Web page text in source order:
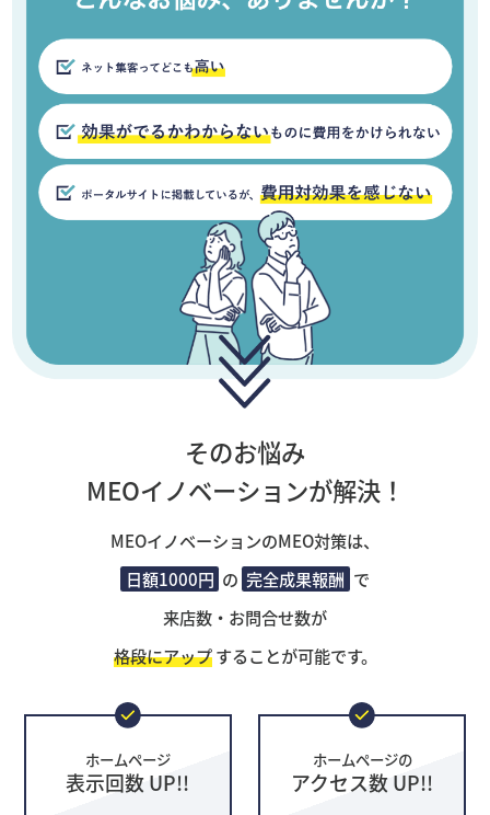
そのお悩み
MEOイノベーションが解決！
MEOイノベーションのMEO対策は、
日額1000円 の 完全成果報酬 で
来店数・お問合せ数が
格段にアップすることが可能です。
ホームページ
表示回数 UP!!
ホームページの
アクセス数 UP!!